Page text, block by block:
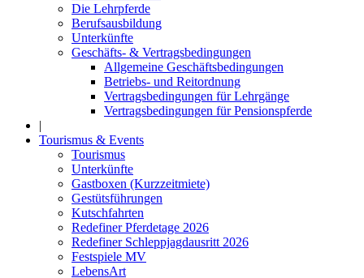
Die Lehrpferde
Berufsausbildung
Unterkünfte
Geschäfts- & Vertragsbedingungen
Allgemeine Geschäftsbedingungen
Betriebs- und Reitordnung
Vertragsbedingungen für Lehrgänge
Vertragsbedingungen für Pensionspferde
|
Tourismus & Events
Tourismus
Unterkünfte
Gastboxen (Kurzzeitmiete)
Gestütsführungen
Kutschfahrten
Redefiner Pferdetage 2026
Redefiner Schleppjagdausritt 2026
Festspiele MV
LebensArt